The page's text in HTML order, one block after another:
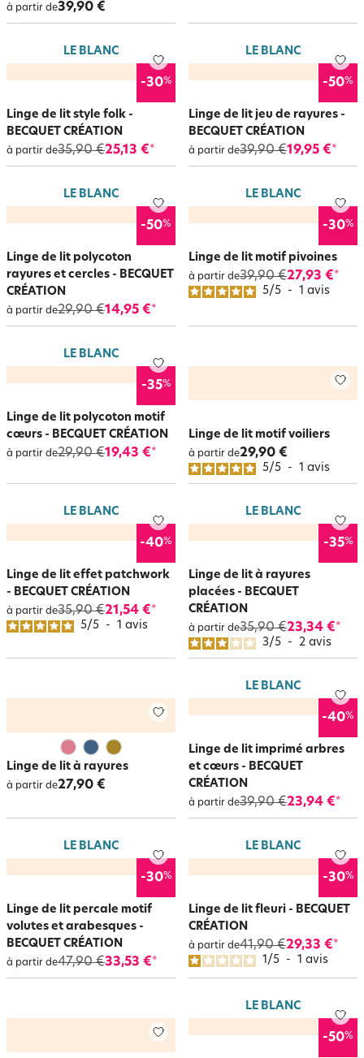
à partir de39,90 €
LE BLANC
-30%
Linge de lit style folk -
BECQUET CRÉATION
à partir de35,90 €25,13 €*
LE BLANC
-50%
Linge de lit jeu de rayures -
BECQUET CRÉATION
à partir de39,90 €19,95 €*
LE BLANC
-50%
Linge de lit polycoton
rayures et cercles - BECQUET
CRÉATION
à partir de29,90 €14,95 €*
LE BLANC
-30%
Linge de lit motif pivoines
à partir de39,90 €27,93 €*
5/5 - 1 avis
LE BLANC
-35%
Linge de lit polycoton motif
cœurs - BECQUET CRÉATION
à partir de29,90 €19,43 €*
Linge de lit motif voiliers
à partir de29,90 €
5/5 - 1 avis
LE BLANC
-40%
Linge de lit effet patchwork
- BECQUET CRÉATION
à partir de35,90 €21,54 €*
5/5 - 1 avis
LE BLANC
-35%
Linge de lit à rayures
placées - BECQUET
CRÉATION
à partir de35,90 €23,34 €*
3/5 - 2 avis
Linge de lit à rayures
à partir de27,90 €
LE BLANC
-40%
Linge de lit imprimé arbres
et cœurs - BECQUET
CRÉATION
à partir de39,90 €23,94 €*
LE BLANC
-30%
Linge de lit percale motif
volutes et arabesques -
BECQUET CRÉATION
à partir de47,90 €33,53 €*
LE BLANC
-30%
Linge de lit fleuri - BECQUET
CRÉATION
à partir de41,90 €29,33 €*
1/5 - 1 avis
LE BLANC
-50%